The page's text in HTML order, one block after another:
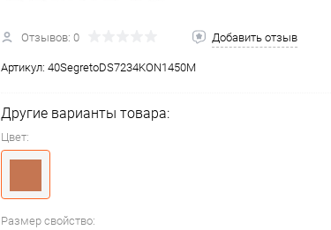
Отзывов: 0 Добавить отзыв
Артикул: 40SegretoDS7234KON1450M
Другие варианты товара:
Цвет:
Размер свойство: